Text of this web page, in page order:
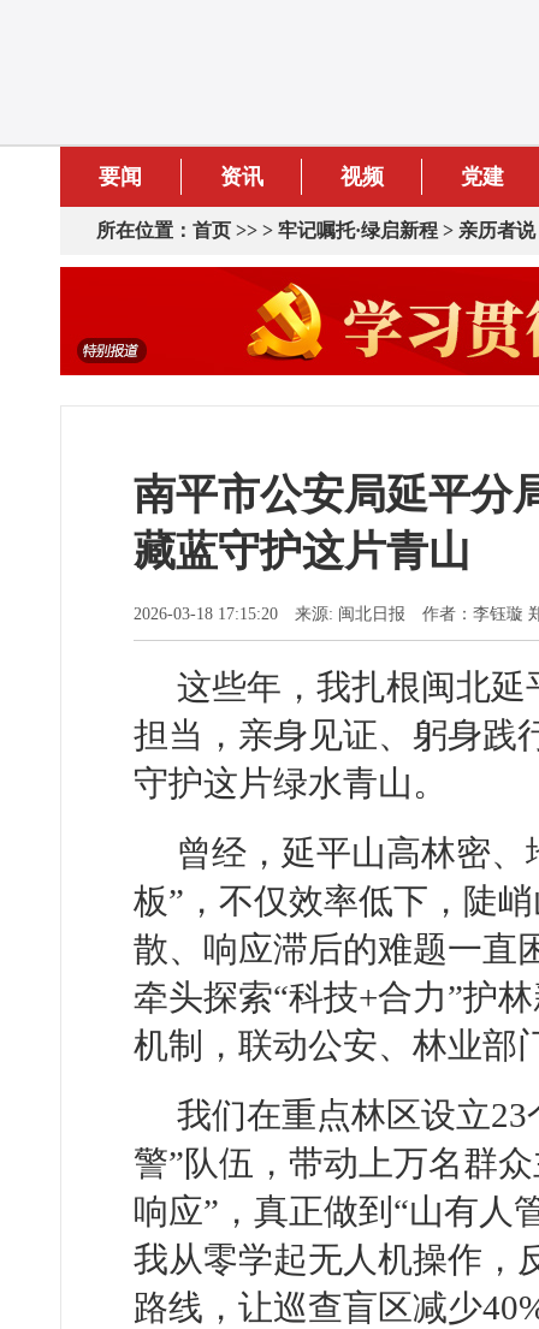
要闻 资讯 视频 党建
所在位置： 首页 >> > 牢记嘱托·绿启新程 > 亲历者说
南平市公安局延平
藏蓝守护这片青山
2026-03-18 17:15:20 来源: 闽北日报 作者：李钰璇
这些年，我扎根闽北
担当，亲身见证、躬身践
守护这片绿水青山。
曾经，延平山高林密
板”，不仅效率低下，陡
散、响应滞后的难题一直
牵头探索“科技+合力”护
机制，联动公安、林业部
我们在重点林区设立
警”队伍，带动上万名群
响应”，真正做到“山有人
我从零学起无人机操作，
路线，让巡查盲区减少